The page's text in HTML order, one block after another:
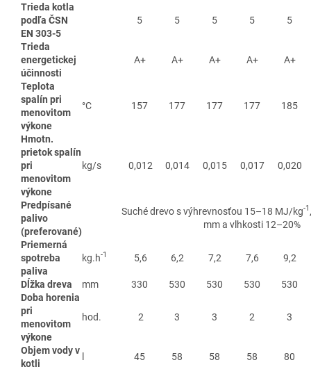
Trieda kotla
podľa ČSN
EN 303-5
5 5 5 5 5
Trieda
energetickej
účinnosti
A+ A+ A+ A+ A+
Teplota
spalín pri
menovitom
výkone
°C 157 177 177 177 185
Hmotn.
prietok spalín
pri
menovitom
výkone
kg/s 0,012 0,014 0,015 0,017 0,020
Predpísané
palivo
(preferované)
Suché drevo s výhrevnosťou 15–18 MJ/kg-1
mm a vlhkosti 12–20%
Priemerná
spotreba
paliva
kg.h-1 5,6 6,2 7,2 7,6 9,2
Dĺžka dreva mm 330 530 530 530
530
Doba horenia
pri
menovitom
výkone
hod. 2 3 3 2 3
Objem vody v
kotli
l 45 58 58 58 80